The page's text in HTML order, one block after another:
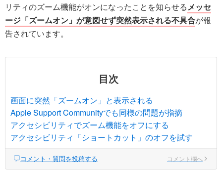
リティのズーム機能がオンになったことを知らせるメッセ
ージ「ズームオン」が意図せず突然表示される不具合が報
告されています。
目次
画面に突然「ズームオン」と表示される
Apple Support Communityでも同様の問題が指摘
アクセシビリティでズーム機能をオフにする
アクセシビリティ「ショートカット」のオフを試す
コメント・質問を投稿する コメント欄へ